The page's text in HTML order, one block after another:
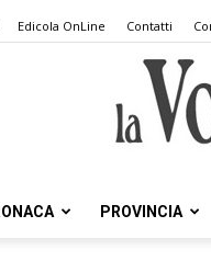
Edicola OnLine Contatti
PROVINCIA